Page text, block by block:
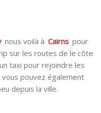
nous voilà à Cairns pour
sur les routes de le côte
taxi pour rejoindre les
vous pouvez également
depuis la ville.